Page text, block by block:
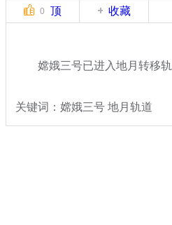
0 顶 收藏
嫦娥三号已进入地月转移
关键词：嫦娥三号 地月轨道